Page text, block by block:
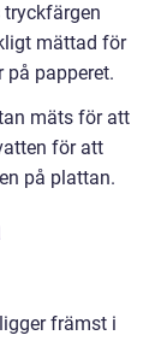
tryckfärgen
mättad för
på papperet.
mäts för att
för att
på plattan.
främst i